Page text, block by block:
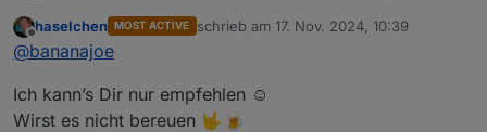
ein Platz frei ist :-) Allein um@ Samson71mal in
Offline
haselchen MOST ACTIVE schrieb am 17. Nov. 2024, 10:39
zuletzt editiert von
@bananajoe
Ich kann’s Dir nur empfehlen ☺️
Wirst es nicht bereuen 🤟🍺